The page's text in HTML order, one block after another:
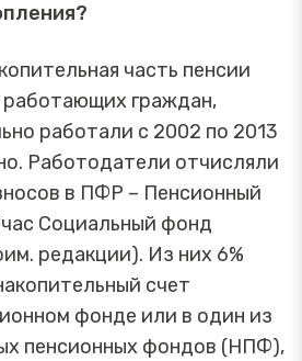
часть пенсии
граждан,
работали с 2002 по 2013
Работодатели отчисляли
в ПФР – Пенсионный
Социальный фонд
редакции). Из них 6%
счет
фонде или в один из
пенсионных фондов (НПФ),